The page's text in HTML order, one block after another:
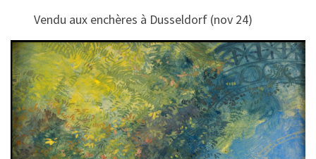
Vendu aux enchères à Dusseldorf (nov 24)